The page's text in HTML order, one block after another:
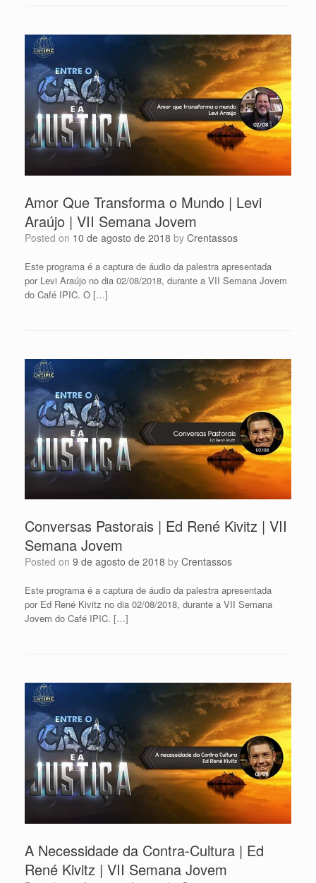
Amor Que Transforma o Mundo | Levi
Araújo | VII Semana Jovem
Posted on 10 de agosto de 2018 by Crentassos
Este programa é a captura de áudio da palestra apresentada
por Levi Araújo no dia 02/08/2018, durante a VII Semana Jovem
do Café IPIC. O […]
Conversas Pastorais | Ed René Kivitz | VII
Semana Jovem
Posted on 9 de agosto de 2018 by Crentassos
Este programa é a captura de áudio da palestra apresentada
por Ed René Kivitz no dia 02/08/2018, durante a VII Semana
Jovem do Café IPIC. […]
A Necessidade da Contra-Cultura | Ed
René Kivitz | VII Semana Jovem